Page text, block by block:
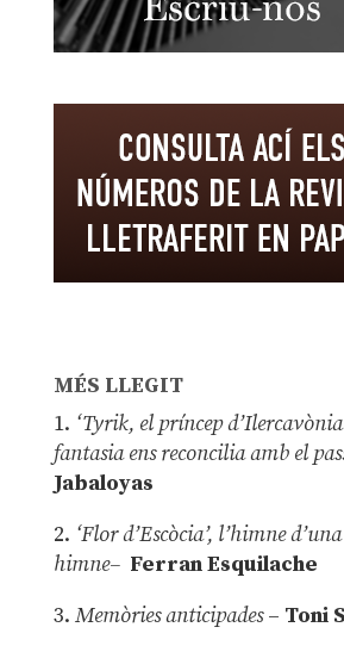
MÉS LLEGIT
1. ‘Tyrik, el príncep
fantasia ens reconcilia amb el
Jabaloyas
2. ‘Flor d’Escòcia’, l’himne
himne– Ferran Esquilache
3. Memòries anticipades– Toni